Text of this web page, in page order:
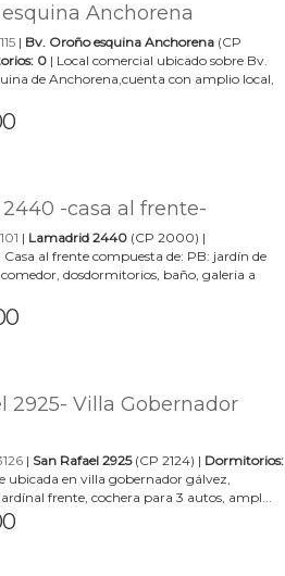
esquina Anchorena
| Bv. Oroño esquina Anchorena (CP
0 | Local comercial ubicado sobre Bv.
de Anchorena,cuenta con amplio local,
-casa al frente-
| Lamadrid 2440 (CP 2000) |
| Casa al frente compuesta de: PB: jardín de
dosdormitorios, baño, galeria a
2925- Villa Gobernador
| San Rafael 2925(CP 2124) | Dormitorios:
ubicada en villa gobernador gálvez,
frente, cochera para 3 autos, ampl...